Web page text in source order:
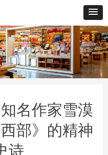
名作家雪漠
部》的精神
诗